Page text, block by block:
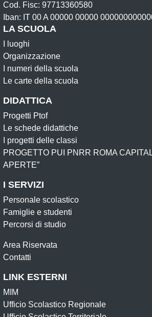
Cod. Fisc: 97713360580
Iban: IT 00 A 00000 00000
LA SCUOLA
I luoghi
Organizzazione
I numeri della scuola
Le carte della scuola
DIDATTICA
Progetti Ptof
Le schede didattiche
I progetti delle classi
PROGETTO PUI PNRR ROMA
APERTE”
I SERVIZI
Personale scolastico
Famiglie e studenti
Percorsi di studio
Area Riservata
Contatti
LINK ESTERNI
MIM
Ufficio Scolastico Regionale